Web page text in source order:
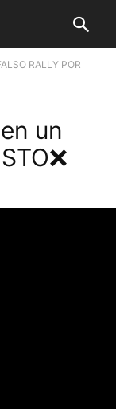
RALLY POR
un